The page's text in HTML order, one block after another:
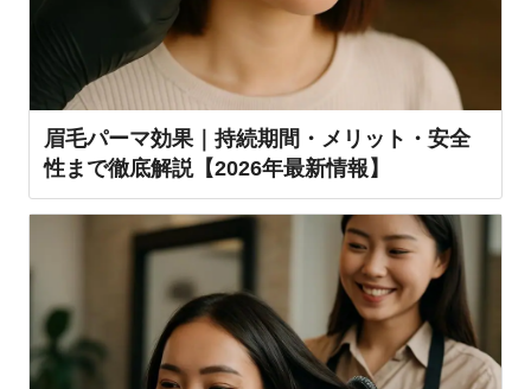
眉毛パーマ効果｜持続期間・メリット・安全
性まで徹底解説【2026年最新情報】